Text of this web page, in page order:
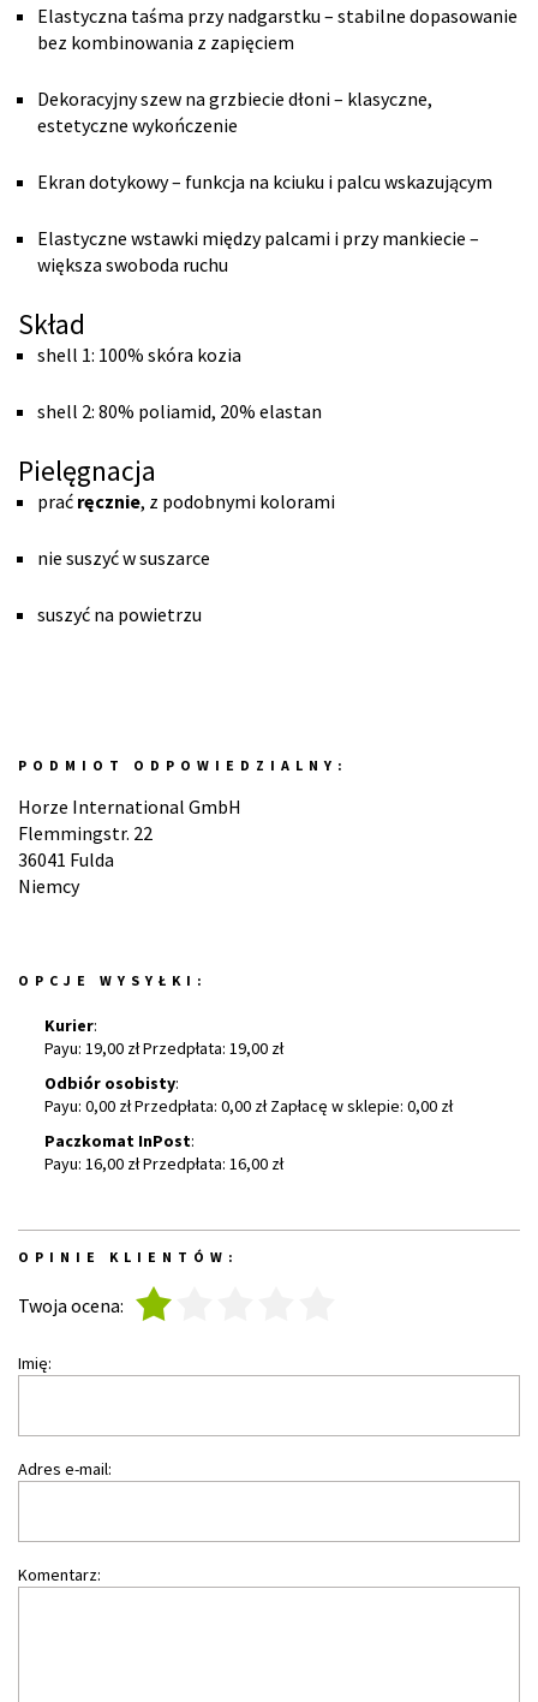
Elastyczna taśma przy nadgarstku – stabilne dopasowanie
bez kombinowania z zapięciem
Dekoracyjny szew na grzbiecie dłoni – klasyczne,
estetyczne wykończenie
Ekran dotykowy – funkcja na kciuku i palcu wskazującym
Elastyczne wstawki między palcami i przy mankiecie –
większa swoboda ruchu
Skład
shell 1: 100% skóra kozia
shell 2: 80% poliamid, 20% elastan
Pielęgnacja
prać ręcznie, z podobnymi kolorami
nie suszyć w suszarce
suszyć na powietrzu
PODMIOT ODPOWIEDZIALNY:
Horze International GmbH
Flemmingstr. 22
36041 Fulda
Niemcy
OPCJE WYSYŁKI:
Kurier:
Payu: 19,00 zł Przedpłata: 19,00 zł
Odbiór osobisty:
Payu: 0,00 zł Przedpłata: 0,00 zł Zapłacę w sklepie: 0,00 zł
Paczkomat InPost:
Payu: 16,00 zł Przedpłata: 16,00 zł
OPINIE KLIENTÓW:
Twoja ocena:
Imię:
Adres e-mail:
Komentarz: